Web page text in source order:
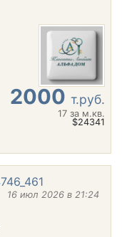
2000 т.руб.
17 за м.кв.
$24341
16 июл 2026 в 21:24